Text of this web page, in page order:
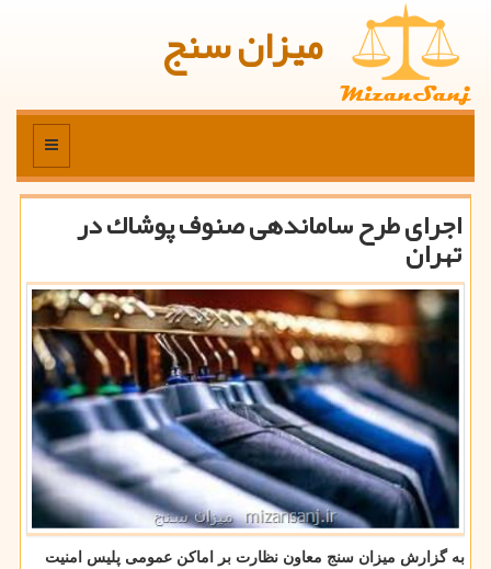
میزان سنج
منو
اجرای طرح ساماندهی صنوف پوشاك در
تهران
به گزارش میزان سنج معاون نظارت بر اماكن عمومی پلیس امنیت